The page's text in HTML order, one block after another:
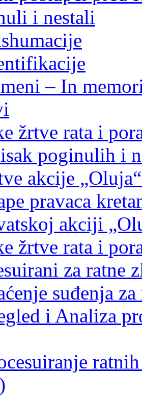
i nestali
– In
žrtve rata i
poginulih i
akcije
pravaca
akciji
žrtve rata i
za ratne
suđenja
i Analiza